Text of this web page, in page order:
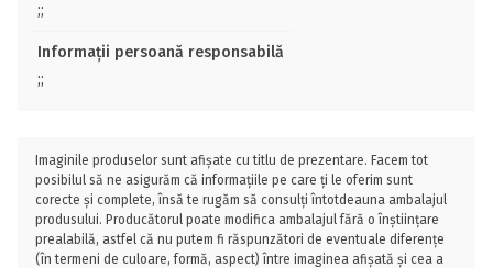
;;
Informații persoană responsabilă
;;
Imaginile produselor sunt afișate cu titlu de prezentare. Facem tot
posibilul să ne asigurăm că informațiile pe care ți le oferim sunt
corecte și complete, însă te rugăm să consulți întotdeauna ambalajul
produsului. Producătorul poate modifica ambalajul fără o înștiințare
prealabilă, astfel că nu putem fi răspunzători de eventuale diferențe
(în termeni de culoare, formă, aspect) între imaginea afișată și cea a